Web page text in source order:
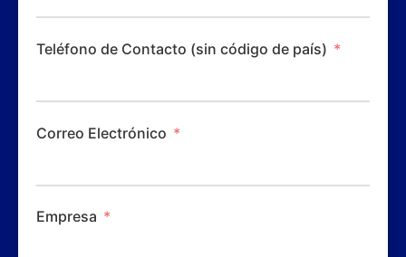
Teléfono de Contacto (sin código de país)
Correo Electrónico
Empresa